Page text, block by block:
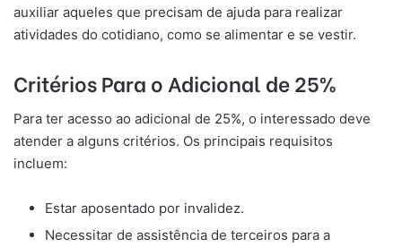
auxiliar aqueles que precisam de ajuda para realizar
atividades do cotidiano, como se alimentar e se vestir.
Critérios Para o Adicional de 25%
Para ter acesso ao adicional de 25%, o interessado deve
atender a alguns critérios. Os principais requisitos
incluem:
Estar aposentado por invalidez.
Necessitar de assistência de terceiros para a